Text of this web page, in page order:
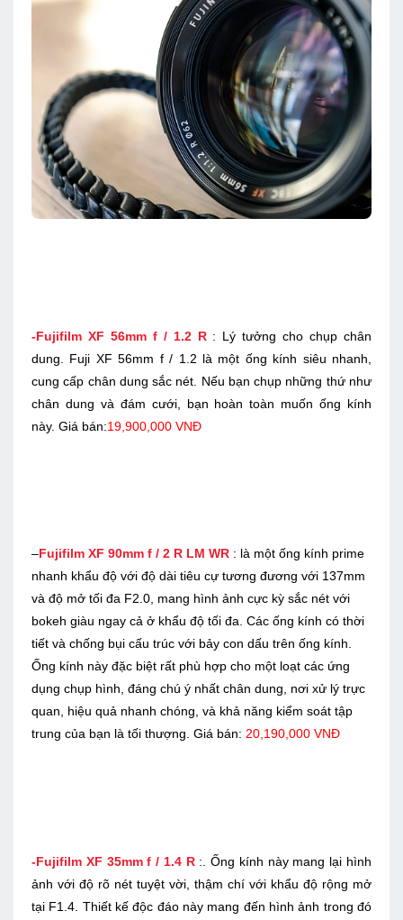
-Fujifilm XF 56mm f / 1.2 R: Lý tưởng cho chụp chân
dung. Fuji XF 56mm f / 1.2 là một ống kính siêu nhanh,
cung cấp chân dung sắc nét. Nếu bạn chụp những thứ như
chân dung và đám cưới, bạn hoàn toàn muốn ống kính
này. Giá bán:19,900,000 VNĐ
–Fujifilm XF 90mm f / 2 R LM WR : là một ống kính prime
nhanh khẩu độ với độ dài tiêu cự tương đương với 137mm
và độ mở tối đa F2.0, mang hình ảnh cực kỳ sắc nét với
bokeh giàu ngay cả ở khẩu độ tối đa. Các ống kính có thời
tiết và chống bụi cấu trúc với bảy con dấu trên ống kính.
Ống kính này đặc biệt rất phù hợp cho một loạt các ứng
dụng chụp hình, đáng chú ý nhất chân dung, nơi xử lý trực
quan, hiệu quả nhanh chóng, và khả năng kiểm soát tập
trung của bạn là tối thượng. Giá bán: 20,190,000 VNĐ
-Fujifilm XF 35mm f / 1.4 R :. Ống kính này mang lại hình
ảnh với độ rõ nét tuyệt vời, thậm chí với khẩu độ rộng mở
tại F1.4. Thiết kế độc đáo này mang đến hình ảnh trong đó